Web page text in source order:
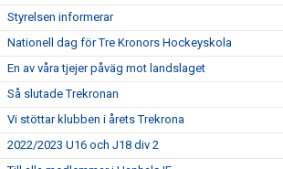
Styrelsen informerar
Nationell dag för Tre Kronors Hockeyskola
En av våra tjejer påväg mot landslaget
Så slutade Trekronan
Vi stöttar klubben i årets Trekrona
2022/2023 U16 och J18 div 2